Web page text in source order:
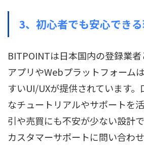
3、 初心者でも安心でき
BITPOINTは日本国内の登録業者
アプリやWebプラットフォーム
すいUI/UXが提供されています
なチュートリアルやサポートを
引や売買にも不安が少ない設計
カスタマーサポートに問い合わ